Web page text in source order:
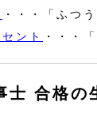
・・・「ふつう
ント
・・・
士 合格の